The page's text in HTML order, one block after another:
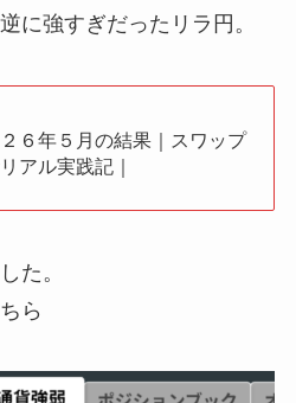
に強すぎだったリラ円。
２６年５月の結果｜スワップ
アル実践記｜
た。
ら